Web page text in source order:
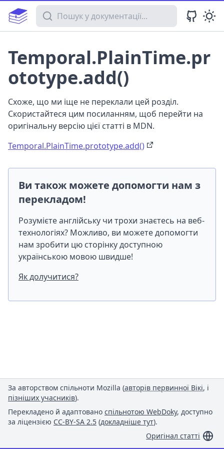
Пошук у документації
Temporal.PlainTime.pr
ototype.add()
Схоже, що ми іще не переклали цей розділ.
Скористайтеся цим посиланням, щоб перейти на
оригінальну версію цієї статті в MDN.
Temporal.PlainTime.prototype.add()
Ви також можете допомогти нам з
перекладом!
Розумієте англійську чи трохи знаєтесь на веб-
технологіях? Можливо, ви можете допомогти
нам зробити цю сторінку доступною
українською мовою швидше!
Як долучитися?
За авторством спільноти Mozilla (авторів первинної Вікі, і
пізніших учасників).
Перекладено й адаптовано спільнотою WebDoky, доступно
за ліцензією CC-BY-SA 2.5 (докладніше тут).
Оригінал статті